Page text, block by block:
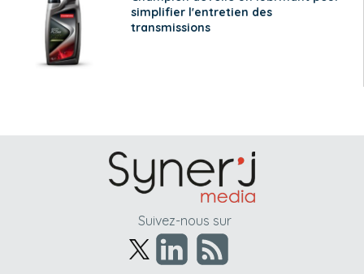
simplifier l'entretien des
transmissions
Suivez-nous sur